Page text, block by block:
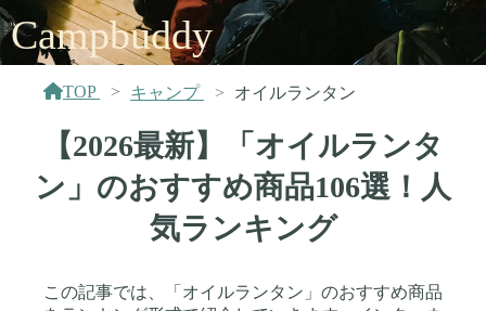
Campbuddy
TOP キャンプ オイルランタン
【2026最新】「オイルランタ
ン」のおすすめ商品106選！人
気ランキング
この記事では、「オイルランタン」のおすすめ商品